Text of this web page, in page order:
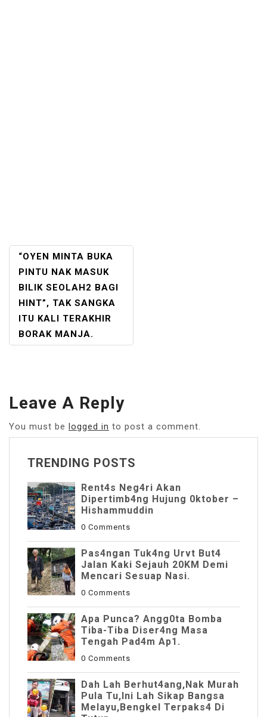
POST
NAVIGATION
“OYEN MINTA BUKA
PINTU NAK MASUK
BILIK SEOLAH2 BAGI
HINT”, TAK SANGKA
ITU KALI TERAKHIR
BORAK MANJA.
Leave A Reply
You must be logged in to post a comment.
TRENDING POSTS
Rent4s Neg4ri Akan
Dipertimb4ng Hujung 0ktober –
Hishammuddin
0 Comments
Pas4ngan Tuk4ng Urvt But4
JaIan Kaki Sejauh 20KM Demi
Mencari Sesuap Nasi.
0 Comments
Apa Punca? Angg0ta Bomba
Tiba-Tiba Diser4ng Masa
Tengah Pad4m Ap1.
0 Comments
Dah Lah Berhut4ang,Nak Murah
Pula Tu,Ini Lah Sikap Bangsa
Melayu,Bengkel Terpaks4 Di